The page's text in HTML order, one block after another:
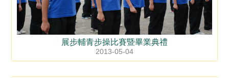
展步輔青步操比賽暨畢業典禮
2013-05-04